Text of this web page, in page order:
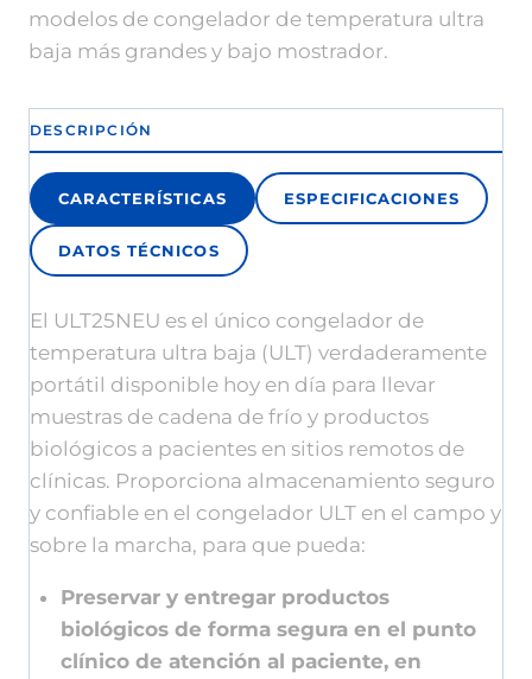
modelos de congelador de temperatura ultra
baja más grandes y bajo mostrador.
DESCRIPCIÓN
CARACTERÍSTICAS ESPECIFICACIONES
DATOS TÉCNICOS
El ULT25NEU es el único congelador de
temperatura ultra baja (ULT) verdaderamente
portátil disponible hoy en día para llevar
muestras de cadena de frío y productos
biológicos a pacientes en sitios remotos de
clínicas. Proporciona almacenamiento seguro
y confiable en el congelador ULT en el campo y
sobre la marcha, para que pueda:
Preservar y entregar productos
biológicos de forma segura en el punto
clínico de atención al paciente, en